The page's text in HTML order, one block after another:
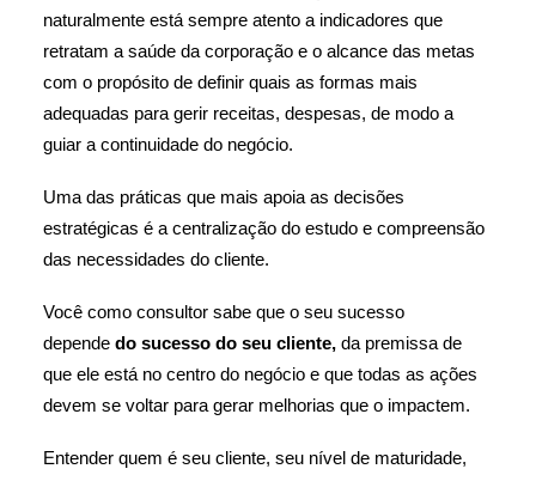
naturalmente está sempre atento a indicadores que
retratam a saúde da corporação e o alcance das metas
com o propósito de definir quais as formas mais
adequadas para gerir receitas, despesas, de modo a
guiar a continuidade do negócio.
Uma das práticas que mais apoia as decisões
estratégicas é a centralização do estudo e compreensão
das necessidades do cliente.
Você como consultor sabe que o seu sucesso
depende do sucesso do seu cliente, da premissa de
que ele está no centro do negócio e que todas as ações
devem se voltar para gerar melhorias que o impactem.
Entender quem é seu cliente, seu nível de maturidade,